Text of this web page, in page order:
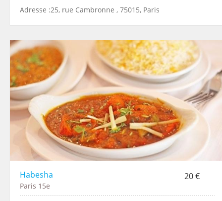
Adresse :25, rue Cambronne , 75015, Paris
Habesha 20 €
Paris 15e